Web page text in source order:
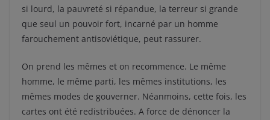
si lourd, la pauvreté si répandue, la terreur si grande
que seul un pouvoir fort, incarné par un homme
farouchement antisoviétique, peut rassurer.
On prend les mêmes et on recommence. Le même
homme, le même parti, les mêmes institutions, les
mêmes modes de gouverner. Néanmoins, cette fois, les
cartes ont été redistribuées. A force de dénoncer la